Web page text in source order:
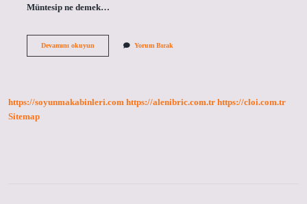
Müntesip ne demek…
Devamını okuyunMüntesib
Yorum Bırak
https://soyunmakabinleri.com https://alenibric.com.tr https://cloi.com.tr
Sitemap